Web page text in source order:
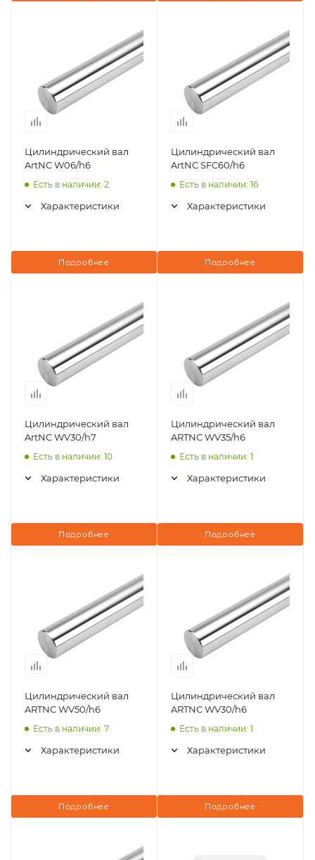
Цилиндрический вал
ArtNC W06/h6
Есть в наличии: 2
Характеристики
Подробнее
Цилиндрический вал
ArtNC SFC60/h6
Есть в наличии: 16
Характеристики
Подробнее
Цилиндрический вал
ArtNC WV30/h7
Есть в наличии: 10
Характеристики
Подробнее
Цилиндрический вал
ARTNC WV35/h6
Есть в наличии: 1
Характеристики
Подробнее
Цилиндрический вал
ARTNC WV50/h6
Есть в наличии: 7
Характеристики
Подробнее
Цилиндрический вал
ARTNC WV30/h6
Есть в наличии: 1
Характеристики
Подробнее